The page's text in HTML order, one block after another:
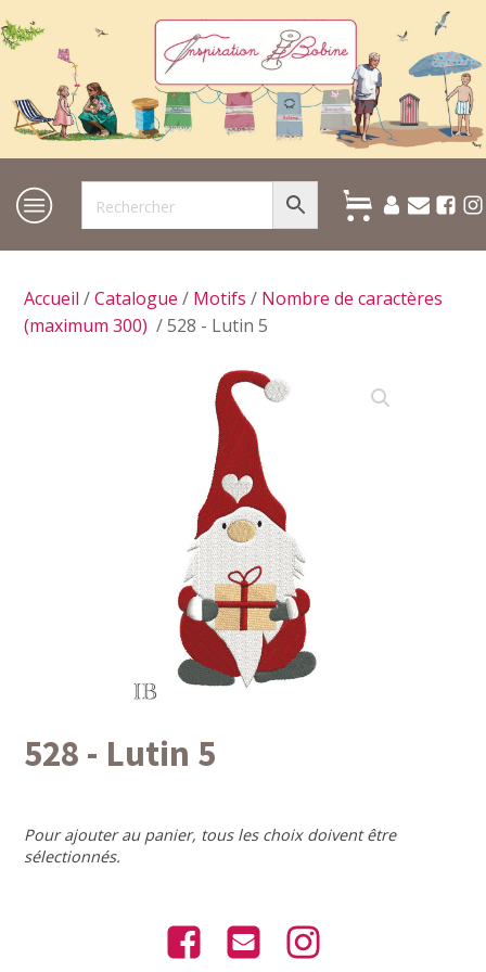
Accueil /Catalogue / Motifs / Nombre de caractères
(maximum 300) / 528 - Lutin 5
528 - Lutin 5
Pour ajouter au panier, tous les choix doivent être
sélectionnés.